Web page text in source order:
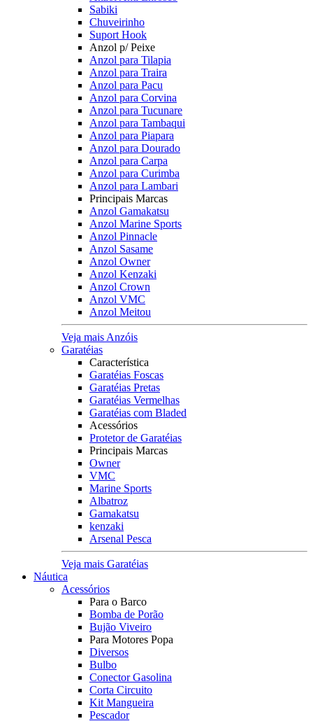
Sabiki
Chuveirinho
Suport Hook
Anzol p/ Peixe
Anzol para Tilapia
Anzol para Traira
Anzol para Pacu
Anzol para Corvina
Anzol para Tucunare
Anzol para Tambaqui
Anzol para Piapara
Anzol para Dourado
Anzol para Carpa
Anzol para Curimba
Anzol para Lambari
Principais Marcas
Anzol Gamakatsu
Anzol Marine Sports
Anzol Pinnacle
Anzol Sasame
Anzol Owner
Anzol Kenzaki
Anzol Crown
Anzol VMC
Anzol Meitou
Veja mais Anzóis
Garatéias
Característica
Garatéias Foscas
Garatéias Pretas
Garatéias Vermelhas
Garatéias com Bladed
Acessórios
Protetor de Garatéias
Principais Marcas
Owner
VMC
Marine Sports
Albatroz
Gamakatsu
kenzaki
Arsenal Pesca
Veja mais Garatéias
Náutica
Acessórios
Para o Barco
Bomba de Porão
Bujão Viveiro
Para Motores Popa
Diversos
Bulbo
Conector Gasolina
Corta Circuito
Kit Mangueira
Pescador